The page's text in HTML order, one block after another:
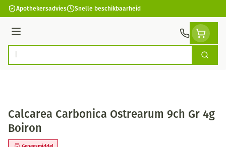
Ga naar de inhoud
Apothekersadvies Snelle beschikbaarheid
Menu
Product, merk, categorie... Zoek
Calcarea Carbonica Ostrearum 9ch Gr 4g
Boiron